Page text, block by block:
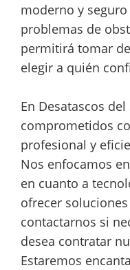
moderno y
problemas de
permitirá tomar
elegir a quién
En Desatascos
comprometidos
profesional y
Nos enfocamos
en cuanto a
ofrecer
contactarnos si
desea contratar
Estaremos